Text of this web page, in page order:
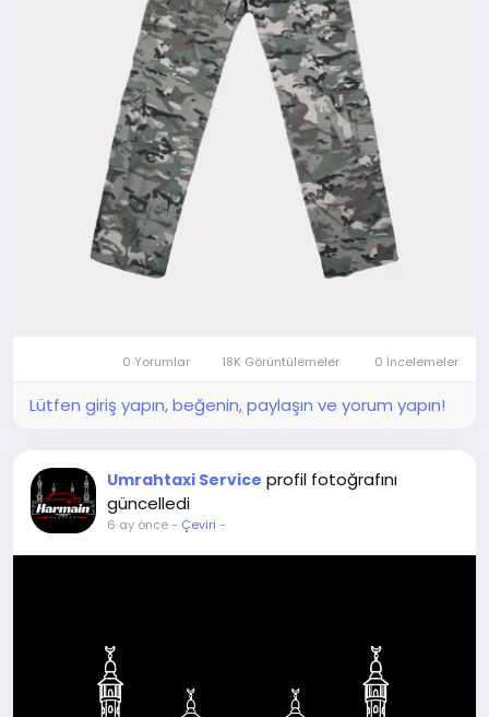
0 Yorumlar 18K Görüntülemeler 0 İncelemeler
Lütfen giriş yapın, beğenin, paylaşın ve yorum yapın!
Umrahtaxi Service profil fotoğrafını
güncelledi
6 ay önce- Çeviri -